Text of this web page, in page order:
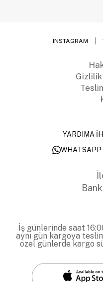
INSTAGRAM
YARDIMA
WHATSAPP
İş günlerinde saat
aynı gün kargoya
özel günlerde kargo